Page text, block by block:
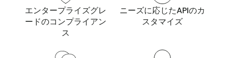
エンタープライズグレ
ードのコンプライアン
ス
ニーズに応じたAPIのカ
スタマイズ